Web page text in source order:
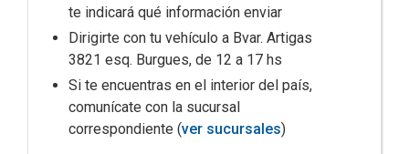
te indicará qué información enviar
Dirigirte con tu vehículo a Bvar. Artigas
3821 esq. Burgues, de 12 a 17 hs
Si te encuentras en el interior del país,
comunícate con la sucursal
correspondiente (ver sucursales)